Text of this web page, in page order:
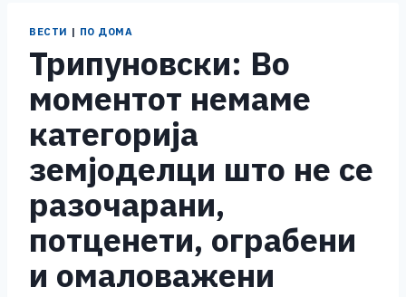
ВЕСТИ | ПО ДОМА
Трипуновски: Во
моментот немаме
категорија
земјоделци што не се
разочарани,
потценети, ограбени
и омаловажени